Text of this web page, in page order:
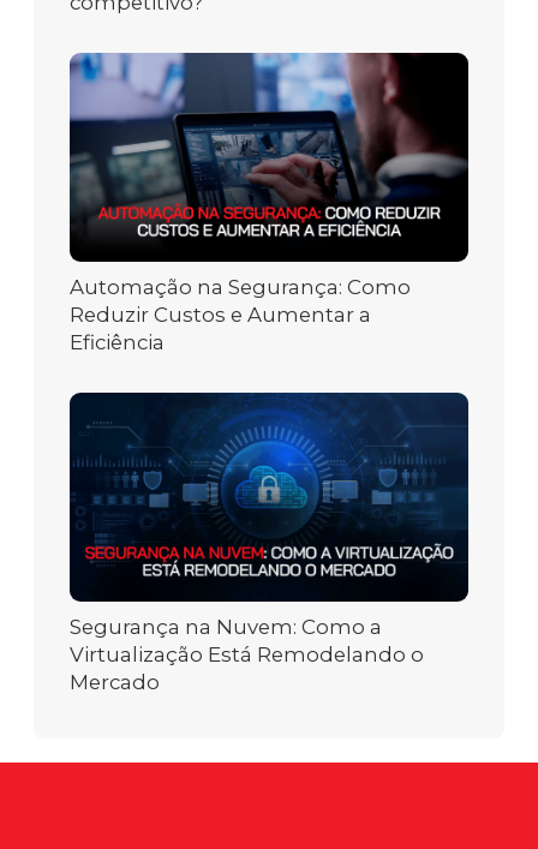
Automação na Segurança: Como
Reduzir Custos e Aumentar a
Eficiência
Segurança na Nuvem: Como a
Virtualização Está Remodelando o
Mercado